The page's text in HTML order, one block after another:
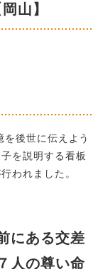
山】
後世に伝えよう
を説明する看板
われました。
にある交差
人の尊い命